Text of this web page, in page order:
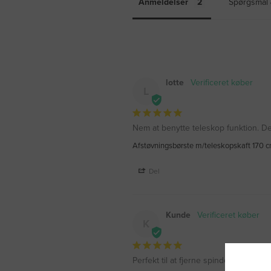
lotte
Nem at benytte teleskop funktion.
Afstøvningsbørste m/teleskopskaft 170
Del
Kunde
Perfekt til at fjerne spindelvæv